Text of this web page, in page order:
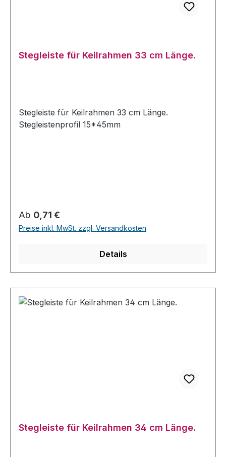
Stegleiste für Keilrahmen 33 cm Länge.
Stegleiste für Keilrahmen 33 cm Länge.
Stegleistenprofil 15*45mm
Regulärer Preis:
Ab 0,71 €
Preise inkl. MwSt. zzgl. Versandkosten
Details
Stegleiste für Keilrahmen 34 cm Länge.